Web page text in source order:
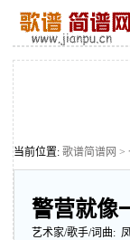
当前位置: 歌谱简谱网 >
警营就像
艺术家/歌手/词曲: